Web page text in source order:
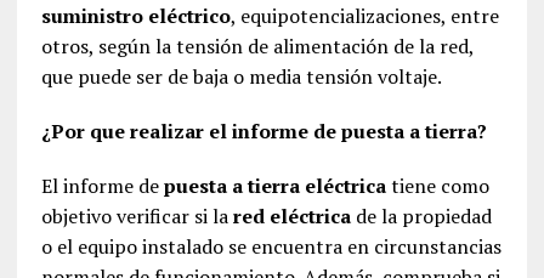
suministro eléctrico, equipotencializaciones, entre
otros, según la tensión de alimentación de la red,
que puede ser de baja o media tensión voltaje.
¿Por que realizar el informe de puesta a tierra?
El informe depuesta a tierra eléctricatiene como
objetivo verificar si lared eléctricade la propiedad
o el equipo instalado se encuentra en circunstancias